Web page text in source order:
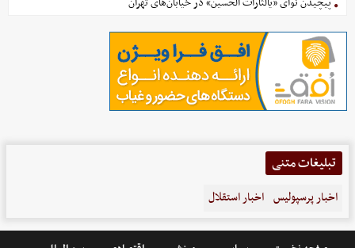
تبلیغات متنی
اخبار پرسپولیس اخبار استقلال